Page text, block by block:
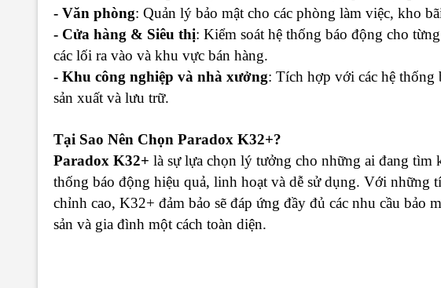
- Văn phòng: Quản lý bảo mật cho các phòng làm việc, kho
- Cửa hàng & Siêu thị: Kiểm soát hệ thống báo động cho
các lối ra vào và khu vực bán hàng.
- Khu công nghiệp và nhà xưởng: Tích hợp với các hệ thống
sản xuất và lưu trữ.
Tại Sao Nên Chọn Paradox K32+?
Paradox K32+ là sự lựa chọn lý tưởng cho những ai đang tìm
thống báo động hiệu quả, linh hoạt và dễ sử dụng. Với những
chỉnh cao, K32+ đảm bảo sẽ đáp ứng đầy đủ các nhu cầu bảo
sản và gia đình một cách toàn diện.